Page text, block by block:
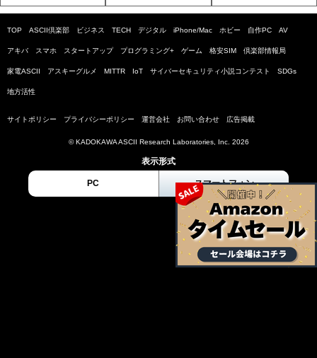
TOP ASCII倶楽部 ビジネス TECH デジタル iPhone/Mac ホビー 自作PC AV
アキバ スマホ スタートアップ プログラミング+ ゲーム 格安SIM 倶楽部情報局
家電ASCII アスキーグルメ MITTR IoT サイバーセキュリティ小説コンテスト SDGs
地方活性
サイトポリシー プライバシーポリシー 運営会社 お問い合わせ 広告掲載
© KADOKAWA ASCII Research Laboratories, Inc. 2026
表示形式
PC スマートフォン